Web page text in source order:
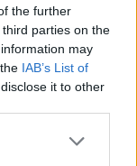
the further
parties on the
may
IAB’s List of
it to other